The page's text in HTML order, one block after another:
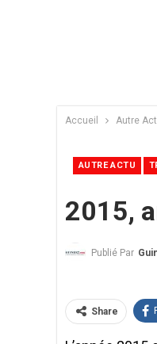
Accueil Autre
AUTRE ACTU
2015,
Publié Par
Share